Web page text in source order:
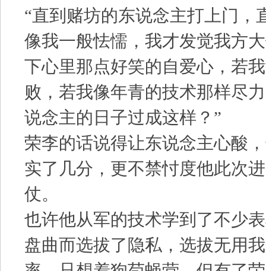
“直到赌坊的东说念主打上门，
像我一般怯懦，我才发觉我方
下心里那点好笑的自爱心，若
败，若我像年青的技术那样尽
说念主的日子过成这样？”
荣李的话说得让东说念主心酸
实了几分，更不禁忖度他此次
仗。
也许他从军的技术学到了不少
盘曲而选拔了隐私，选拔无用